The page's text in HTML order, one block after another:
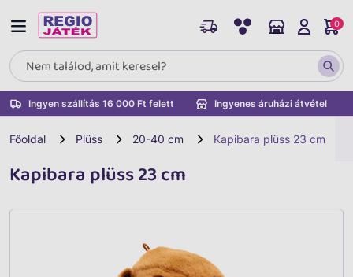
Ingyen szállítás 16 000 Ft felett Ingyenes áruházi átvétel
0
Főoldal Plüss 20-40 cm Kapibara plüss 23 cm
Kapibara plüss 23 cm